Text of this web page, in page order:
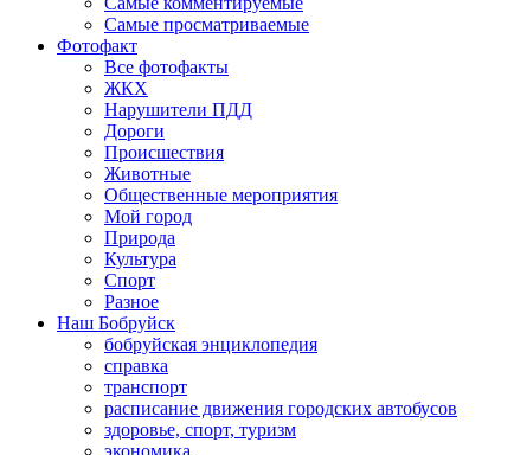
Самые просматриваемые
Фотофакт
Все фотофакты
ЖКХ
Нарушители ПДД
Дороги
Происшествия
Животные
Общественные мероприятия
Мой город
Природа
Культура
Спорт
Разное
Наш Бобруйск
бобруйская энциклопедия
справка
транспорт
расписание движения городских автобусов
здоровье, спорт, туризм
экономика